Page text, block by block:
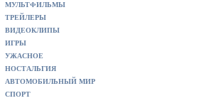
МУЛЬТФИЛЬМЫ
ТРЕЙЛЕРЫ
ВИДЕОКЛИПЫ
ИГРЫ
УЖАСНОЕ
НОСТАЛЬГИЯ
АВТОМОБИЛЬНЫЙ МИР
СПОРТ